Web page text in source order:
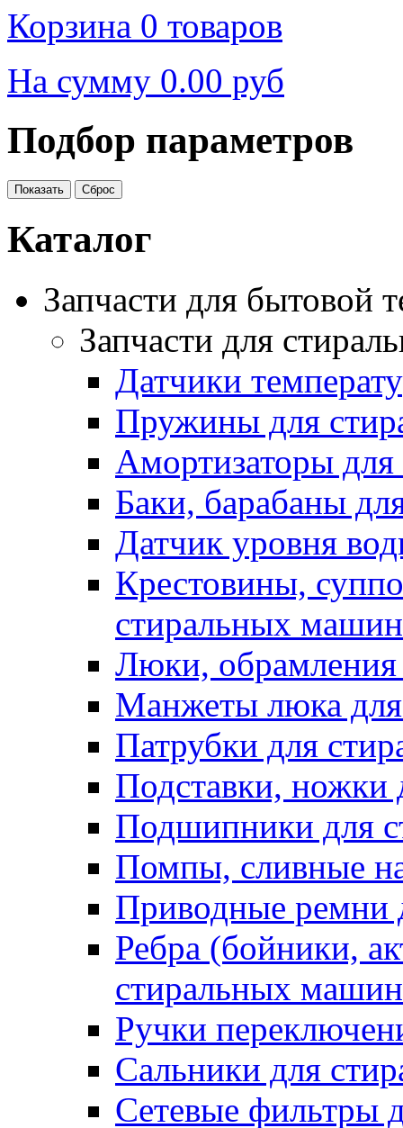
Корзина 0 товаров
На сумму 0.00 руб
Подбор параметров
Каталог
Запчасти для бытовой
Запчасти для
Датчики
Пружины для
Амортизаторы
Баки, барабаны
Датчик уровня
Крестовины,
стиральных машин
Люки, обрамления
Манжеты люка
Патрубки для
Подставки,
Подшипники для
Помпы, сливные
Приводные ремни
Ребра (бойники,
стиральных машин
Ручки
Сальники для
Сетевые фильтры